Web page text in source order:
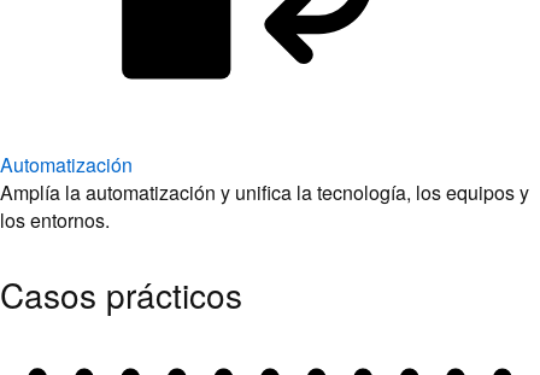
Automatización
Amplía la automatización y unifica la tecnología, los equipos y
los entornos.
Casos prácticos